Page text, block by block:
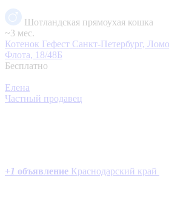
Шотландская прямоухая кошка
~3 мес.
Котенок Гефест Санкт-Петербург,
Флота, 18/48Б
Бесплатно
Елена
Частный продавец
+1 объявление Краснодарский край